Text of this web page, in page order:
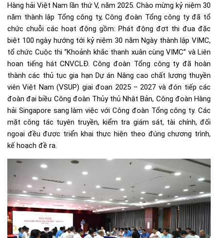
Hàng hải Việt Nam lần thứ V, năm 2025. Chào mừng kỷ niệm 30
năm thành lập Tổng công ty, Công đoàn Tổng công ty đã tổ
chức chuỗi các hoạt động gồm: Phát động đợt thi đua đặc
biệt 100 ngày hướng tới kỷ niệm 30 năm Ngày thành lập VIMC,
tổ chức Cuộc thi “Khoảnh khắc thanh xuân cùng VIMC” và Liên
hoan tiếng hát CNVCLĐ. Công đoàn Tổng công ty đã hoàn
thành các thủ tục gia hạn Dự án Nâng cao chất lượng thuyền
viên Việt Nam (VSUP) giai đoạn 2025 – 2027 và đón tiếp các
đoàn đại biều Công đoàn Thủy thủ Nhật Bản, Công đoàn Hàng
hải Singapore sang làm việc với Công đoàn Tổng công ty. Các
mặt công tác tuyên truyền, kiểm tra giám sát, tài chính, đối
ngoại đều được triển khai thực hiện theo đúng chương trình,
kế hoạch đề ra.